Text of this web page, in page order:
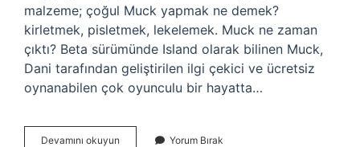
malzeme; çoğul Muck yapmak ne demek?
kirletmek, pisletmek, lekelemek. Muck ne zaman
çıktı? Beta sürümünde Island olarak bilinen Muck,
Dani tarafından geliştirilen ilgi çekici ve ücretsiz
oynanabilen çok oyunculu bir hayatta…
Devamını okuyun Yorum Bırak